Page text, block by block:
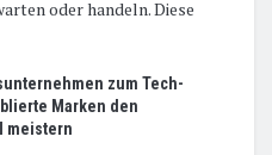
oder handeln. Diese
zum Tech-
Marken den
meistern